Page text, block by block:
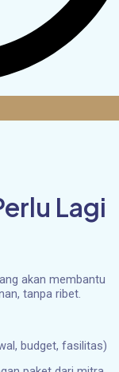
Lagi
akan membantu
tanpa ribet.
budget, fasilitas)